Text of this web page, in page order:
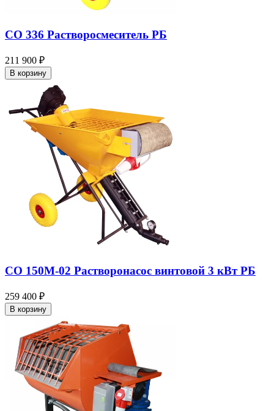
СО 336 Растворосмеситель РБ
211 900 ₽
В корзину
СО 150М-02 Растворонасос винтовой 3 кВт РБ
259 400 ₽
В корзину